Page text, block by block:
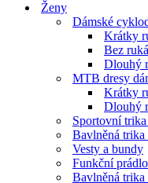
Ženy
Dámské
Krátky
Bez
Dlouhý
MTB dresy
Krátky
Dlouhý
Sportovní trika
Bavlněná trika
Vesty a bundy
Funkční prádlo
Bavlněná trika